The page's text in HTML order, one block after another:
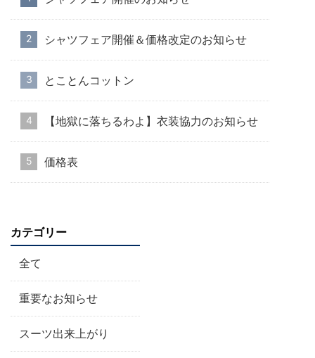
シャツフェア開催＆価格改定のお知らせ
とことんコットン
【地獄に落ちるわよ】衣装協力のお知らせ
価格表
カテゴリー
全て
重要なお知らせ
スーツ出来上がり